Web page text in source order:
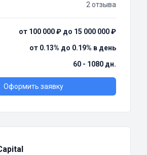
2 отзыва
от 100 000 ₽ до 15 000 000 ₽
от 0.13% до 0.19% в день
60 - 1080 дн.
Оформить заявку